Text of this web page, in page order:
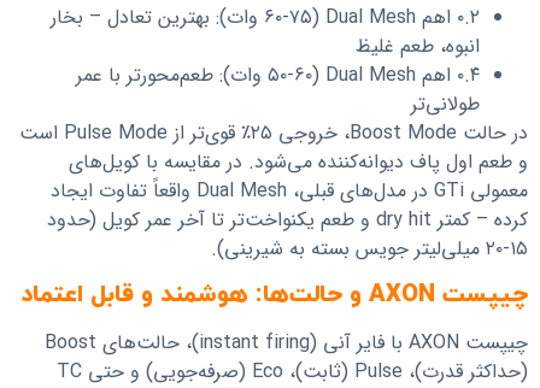
۰.۲ اهم Dual Mesh (۶۰-۷۵ وات): بهترین تعادل – بخار
انبوه، طعم غلیظ
۰.۴ اهم Dual Mesh (۵۰-۶۰ وات): طعم‌محورتر با عمر
طولانی‌تر
در حالت Boost Mode، خروجی ۲۵٪ قوی‌تر از Pulse Mode است
و طعم اول پاف دیوانه‌کننده می‌شود. در مقایسه با کویل‌های
معمولی GTi در مدل‌های قبلی، Dual Mesh واقعاً تفاوت ایجاد
کرده – کمتر dry hit و طعم یکنواخت‌تر تا آخر عمر کویل (حدود
۱۵-۲۰ میلی‌لیتر جویس بسته به شیرینی).
چیپست AXON و حالت‌ها: هوشمند و قابل اعتماد
چیپست AXON با فایر آنی (instant firing)، حالت‌های Boost
(حداکثر قدرت)، Pulse (ثابت)، Eco (صرفه‌جویی) و حتی TC